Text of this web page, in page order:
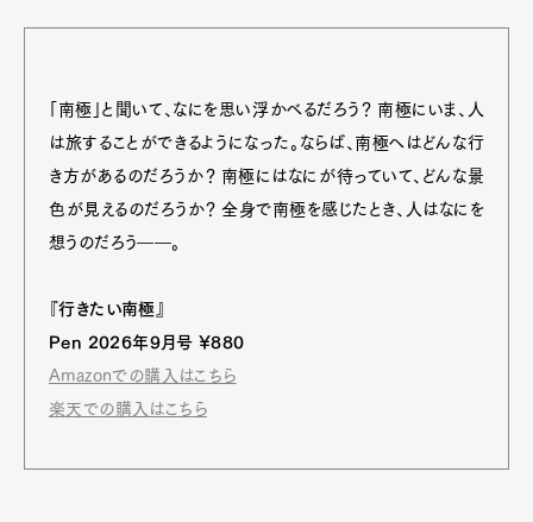
「南極」と聞いて、なにを思い浮かべるだろう？ 南極にいま、人
は旅することができるようになった。ならば、南極へはどんな行
き方があるのだろうか？ 南極にはなにが待っていて、どんな景
色が見えるのだろうか？ 全身で南極を感じたとき、人はなにを
想うのだろう――。
『行きたい南極』
Pen 2026年9月号 ¥880
Amazonでの購入はこちら
楽天での購入はこちら